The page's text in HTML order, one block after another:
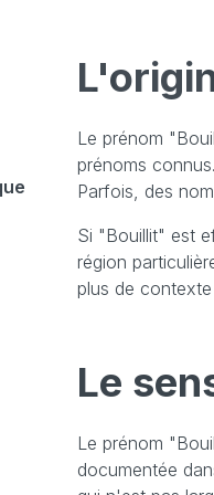
Le prénom
prénoms
Parfois, des
Si "Bouillit" est
région
plus de
Le
Le prénom
documentée